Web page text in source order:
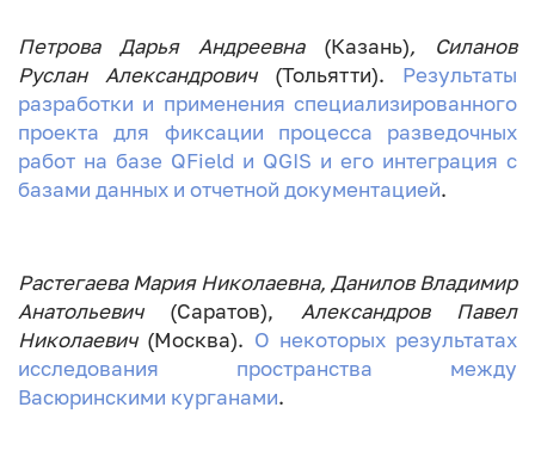
Петрова Дарья Андреевна (Казань), Силанов
Руслан Александрович (Тольятти). Результаты
разработки и применения специализированного
проекта для фиксации процесса разведочных
работ на базе QField и QGIS и его интеграция с
базами данных и отчетной документацией.
Растегаева Мария Николаевна, Данилов Владимир
Анатольевич (Саратов), Александров Павел
Николаевич (Москва). О некоторых результатах
исследования пространства между
Васюринскими курганами.